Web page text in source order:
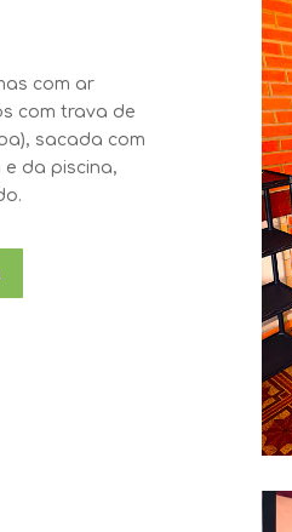
com ar
com trava de
sacada com
e da piscina,